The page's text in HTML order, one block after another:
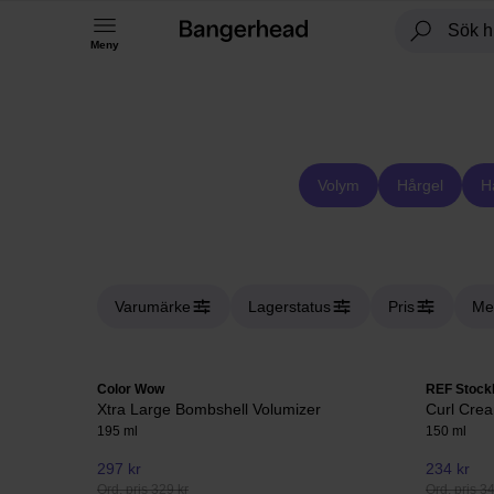
Meny
Volym Hårgel
Varumärke Lagerstatus Pris
Color Wow
Xtra Large Bombshell Volumizer
195 ml
297 kr
Ord. pris 329 kr
REF
Curl
150 ml
234 kr
Ord. pris